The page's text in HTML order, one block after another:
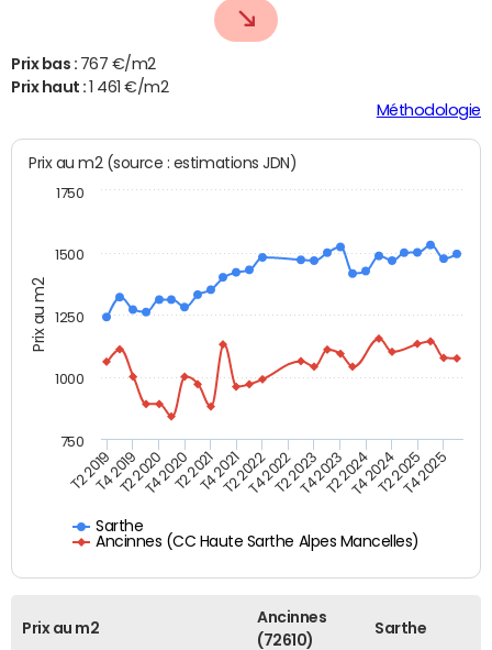
Prix bas : 767 €/m2
Prix haut :
1 461 €/m2
Méthodologie
Prix au m2
Prix au m2 (source : estimations JDN)
Sarthe
Ancinnes (CC Haute Sarthe Alpes Mancelles)
T2 2019T4 2019T2 2020T4 2020T2 2021T4 2021T2 2022T4 2022T2 2023T4 2023T2 2024T4 2024T2 2025T4 2025
1000
750
1250
1500
1750
Prix au m2
Ancinnes
(72610)
Sarthe